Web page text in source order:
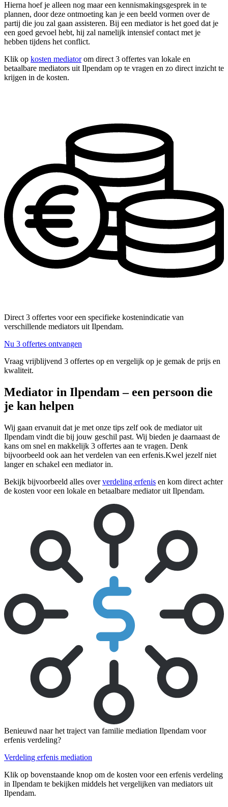
Hierna hoef je alleen nog maar een kennismakingsgesprek in te
plannen, door deze ontmoeting kan je een beeld vormen over de
partij die jou zal gaan assisteren. Bij een mediator is het goed dat je
een goed gevoel hebt, hij zal namelijk intensief contact met je
hebben tijdens het conflict.
Klik op kosten mediatorom direct 3 offertes van lokale en
betaalbare mediators uit Ilpendam op te vragen en zo direct inzicht te
krijgen in de kosten.
Direct 3 offertes voor een specifieke kostenindicatie van
verschillende mediators uit Ilpendam.
Nu 3 offertes ontvangen
Vraag vrijblijvend 3 offertes op en vergelijk op je gemak de prijs en
kwaliteit.
Mediator in Ilpendam – een persoon die
je kan helpen
Wij gaan ervanuit dat je met onze tips zelf ook de mediator uit
Ilpendam vindt die bij jouw geschil past. Wij bieden je daarnaast de
kans om snel en makkelijk 3 offertes aan te vragen. Denk
bijvoorbeeld ook aan het verdelen van een erfenis.Kwel jezelf niet
langer en schakel een mediator in.
Bekijk bijvoorbeeld alles oververdeling erfenis en kom direct achter
de kosten voor een lokale en betaalbare mediator uit Ilpendam.
Benieuwd naar het traject van familie mediation Ilpendam voor
erfenis verdeling?
Verdeling erfenis mediation
Klik op bovenstaande knop om de kosten voor een erfenis verdeling
in Ilpendam te bekijken middels het vergelijken van mediators uit
Ilpendam.